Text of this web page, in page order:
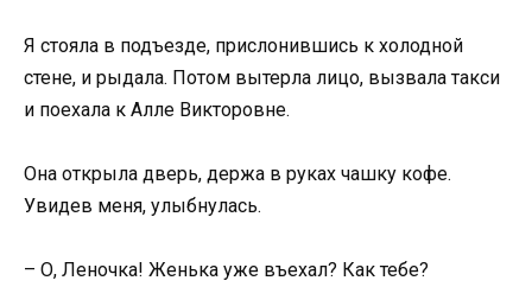
Я стояла в подъезде, прислонившись к холодной
стене, и рыдала. Потом вытерла лицо, вызвала такси
и поехала к Алле Викторовне.
Она открыла дверь, держа в руках чашку кофе.
Увидев меня, улыбнулась.
– О, Леночка! Женька уже въехал? Как тебе?